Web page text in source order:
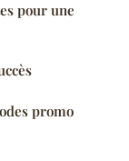
pour une
promo